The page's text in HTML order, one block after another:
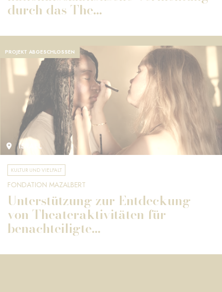
durch das The...
PROJEKT ABGESCHLOSSEN
ISRAEL
KULTUR UND VIELFALT
FONDATION MAZALBERT
Unterstützung zur Entdeckung
von Theateraktivitäten für
benachteiligte...